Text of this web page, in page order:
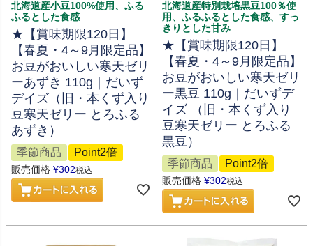
北海道産小豆100%使用、ふる
ふるとした食感
★【賞味期限120日】
【春夏・4～9月限定品】
お豆がおいしい寒天ゼリ
ーあずき 110g｜だいず
デイズ（旧・本くず入り
豆寒天ゼリー とろふる
あずき）
季節商品 Point2倍
販売価格 ¥302税込
北海道産特別栽培黒豆100％使
用、ふるふるとした食感、すっ
きりとした甘み
★【賞味期限120日】
【春夏・4～9月限定品】
お豆がおいしい寒天ゼリ
ー黒豆 110g｜だいずデ
イズ （旧・本くず入り
豆寒天ゼリー とろふる
黒豆）
季節商品 Point2倍
販売価格 ¥302税込